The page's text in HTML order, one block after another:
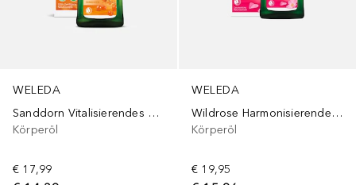
WELEDA
Sanddorn Vitalisierendes Pflege-Öl
Körperöl
€ 17,99
WELEDA
Wildrose Harmonisierendes Pflege-Öl
Körperöl
€ 19,95